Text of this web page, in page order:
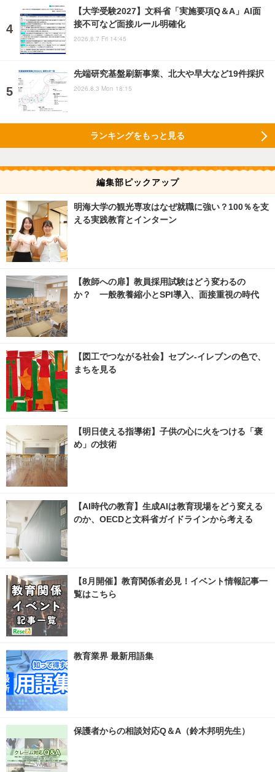
【大学受験2027】文科省「実施要項Q＆A」AI面
接不可など面接ルール明確化
2026.8.7 Fri 14:45
先端研究基盤刷新事業、北大や早大など19件採択
2026.8.3 Mon 18:15
ランキングをもっと見る
編集部ピックアップ
明海大学の観光専攻はなぜ就職に強い？100％を支
える実践教育とインターン
【教師への扉】教員採用試験はどう変わるの
か？ 一般教養縮小とSPI導入、面接重視の時代
【図工でつながる社会】セブン‐イレブンの色で、
まちを見る
【明日使える指導術】子供の心に火をつける「褒
め」の技術
【AI時代の教育】生成AIは教育現場をどう変える
のか、OECDと文科省ガイドラインから考える
【8月開催】教育関係者必見！イベント情報記事一
覧はこちら
教育業界 最新用語集
保護者からの相談対応Q＆A（鈴木邦明先生）